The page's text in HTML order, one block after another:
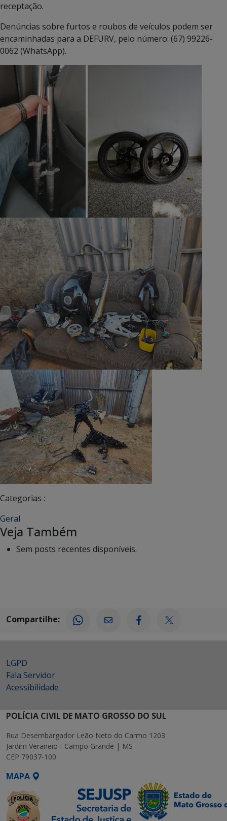
receptação.
Denúncias sobre furtos e roubos de veículos podem ser
encaminhadas para a DEFURV, pelo número: (67) 99226-
0062 (WhatsApp).
Categorias :
Geral
Veja Também
Sem posts recentes disponíveis.
Compartilhe:
LGPD
Fala Servidor
Acessibilidade
POLÍCIA CIVIL DE MATO GROSSO DO SUL
Rua Desembargador Leão Neto do Carmo 1203
Jardim Veraneio - Campo Grande | MS
CEP 79037-100
MAPA